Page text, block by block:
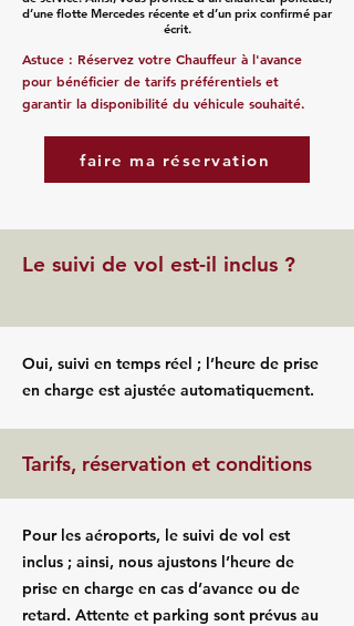
d’une flotte Mercedes récente et d’un prix confirmé par
écrit.
Astuce : Réservez votre Chauffeur à l'avance
pour bénéficier de tarifs préférentiels et
garantir la disponibilité du véhicule souhaité.
faire ma réservation
Le suivi de vol est-il inclus ?
Oui, suivi en temps réel ; l’heure de prise
en charge est ajustée automatiquement.
Tarifs, réservation et conditions
Pour les aéroports, le suivi de vol est
inclus ; ainsi, nous ajustons l’heure de
prise en charge en cas d’avance ou de
retard. Attente et parking sont prévus au